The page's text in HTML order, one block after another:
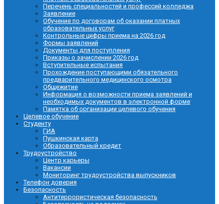
Перечень специальностей и профессий колледжа
Заявление
Обучение по договорам об оказании платных
образовательных услуг
Контрольные цифры приема на 2026 год
Формы заявлений
Документы для поступления
Приказы о зачислении 2026 год
Вступительные испытания
Прохождение поступающими обязательного
предварительного медицинского осмотра
Общежитие
Информация о возможности приема заявлений и
необходимых документов в электронной форме
Памятка об организации целевого обучения
Целевое обучение
Студенту
ГИА
Пушкинская карта
Образовательный кредит
Трудоустройство
Центр карьеры
Вакансии
Мониторинг трудоустройства выпускников
Телефон доверия
Безопасность
Антитеррористическая безопасность